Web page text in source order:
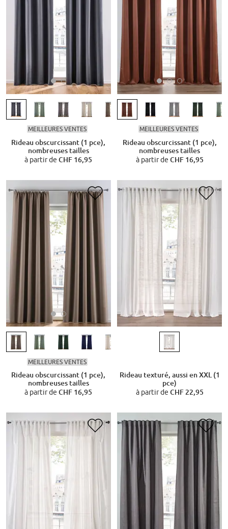
MEILLEURES VENTES
Rideau obscurcissant (1 pce),
nombreuses tailles
à partir deCHF 16,95
MEILLEURES VENTES
Rideau obscurcissant (1 pce),
nombreuses tailles
à partir de CHF 16,95
MEILLEURES VENTES
Rideau obscurcissant (1 pce),
nombreuses tailles
à partir deCHF 16,95
Rideau texturé, aussi en XXL (1
pce)
à partir de CHF 22,95